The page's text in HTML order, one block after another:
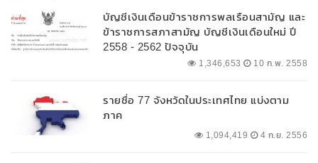
บัญชีเงินเดือนข้าราชการพลเรือนสามัญ และ
ข้าราชการสภาสามัญ บัญชีเงินเดือนใหม่ ปี
2558 - 2562 ปัจจุบัน
1,346,653 10 ก.พ. 2558
รายชื่อ 77 จังหวัดในประเทศไทย แบ่งตาม
ภาค
1,094,419 4 ก.ย. 2556